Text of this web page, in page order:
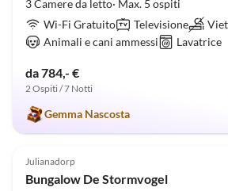
3 Camere da letto· Max. 5 ospiti
Wi-Fi Gratuito
Televisione
Animali e cani ammessi
Lavatrice
da 784,- €
2 Ospiti / 7 Notti
Gemma Nascosta
4.4 (5)
Julianadorp
Bungalow De Stormvogel